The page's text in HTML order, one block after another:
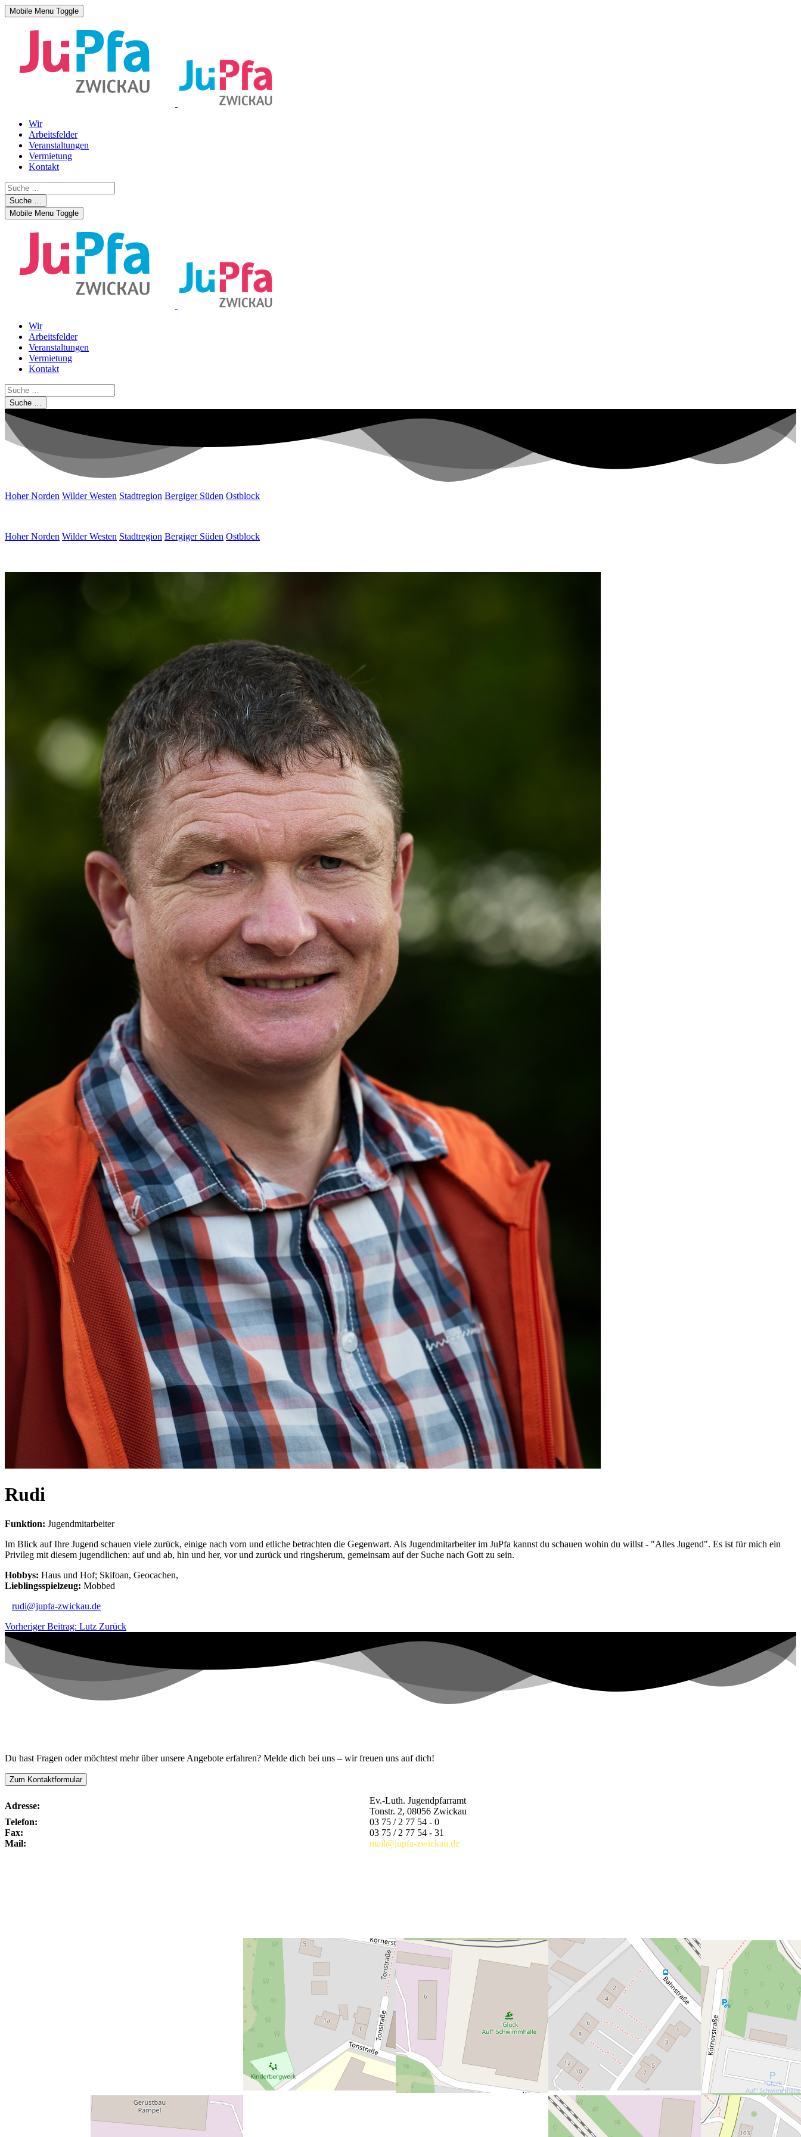
Mobile Menu Toggle
Wir
Arbeitsfelder
Veranstaltungen
Vermietung
Kontakt
Suche …
Mobile Menu Toggle
Wir
Arbeitsfelder
Veranstaltungen
Vermietung
Kontakt
Suche …
Hoher Norden Wilder Westen Stadtregion Bergiger Süden Ostblock
Hoher Norden Wilder Westen Stadtregion Bergiger Süden Ostblock
Rudi
Funktion: Jugendmitarbeiter
Im Blick auf Ihre Jugend schauen viele zurück, einige nach vorn und etliche betrachten die Gegenwart. Als Jugendmitarbeiter im JuPfa kannst du schauen wohin du willst - "Alles Jugend". Es ist für mich ein
Privileg mit diesem jugendlichen: auf und ab, hin und her, vor und zurück und ringsherum, gemeinsam auf der Suche nach Gott zu sein.
Hobbys: Haus und Hof; Skifoan, Geocachen,
Lieblingsspielzeug: Mobbed
rudi@jupfa-zwickau.de
Vorheriger Beitrag: Lutz Zurück
Du hast Fragen oder möchtest mehr über unsere Angebote erfahren? Melde dich bei uns – wir freuen uns auf dich!
Zum Kontaktformular
Adresse:
Ev.-Luth. Jugendpfarramt
Tonstr. 2, 08056 Zwickau
Telefon:
03 75 / 2 77 54 - 0
Fax:
03 75 / 2 77 54 - 31
Mail:
mail@jupfa-zwickau.de